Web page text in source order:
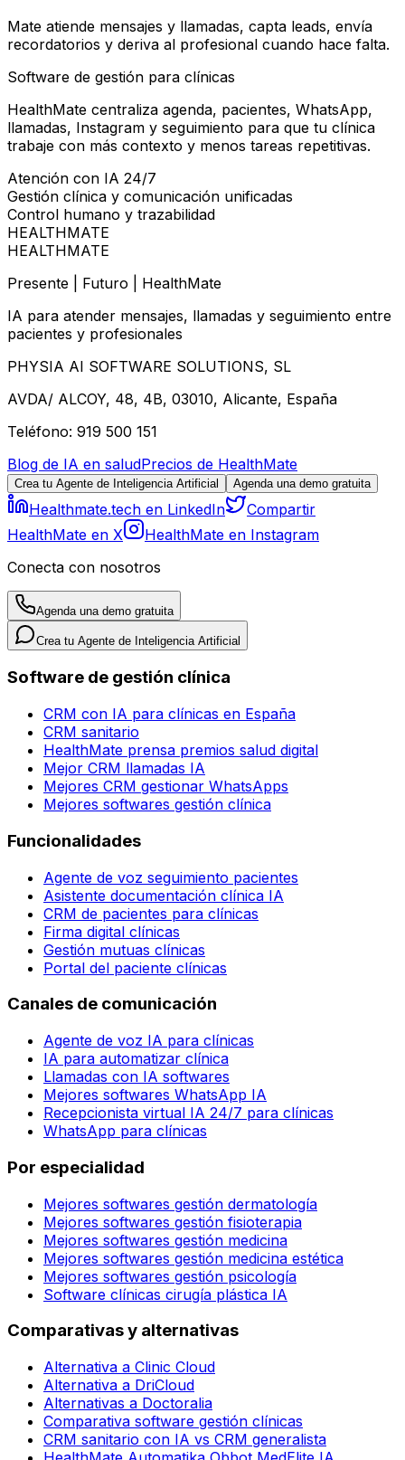
Mate atiende mensajes y llamadas, capta leads, envía
recordatorios y deriva al profesional cuando hace falta.
Software de gestión para clínicas
HealthMate centraliza agenda, pacientes, WhatsApp,
llamadas, Instagram y seguimiento para que tu clínica
trabaje con más contexto y menos tareas repetitivas.
Atención con IA 24/7
Gestión clínica y comunicación unificadas
Control humano y trazabilidad
HEALTHMATE
HEALTHMATE
Presente | Futuro | HealthMate
IA para atender mensajes, llamadas y seguimiento entre
pacientes y profesionales
PHYSIA AI SOFTWARE SOLUTIONS, SL
AVDA/ ALCOY, 48, 4B, 03010, Alicante, España
Teléfono: 919 500 151
Blog de IA en saludPrecios de HealthMate
Crea tu Agente de Inteligencia Artificial Agenda una demo gratuita
Healthmate.tech en LinkedIn
Compartir
HealthMate en X
HealthMate en Instagram
Conecta con nosotros
Agenda una demo gratuita
Crea tu Agente de Inteligencia Artificial
Software de gestión clínica
CRM con IA para clínicas en España
CRM sanitario
HealthMate prensa premios salud digital
Mejor CRM llamadas IA
Mejores CRM gestionar WhatsApps
Mejores softwares gestión clínica
Funcionalidades
Agente de voz seguimiento pacientes
Asistente documentación clínica IA
CRM de pacientes para clínicas
Firma digital clínicas
Gestión mutuas clínicas
Portal del paciente clínicas
Canales de comunicación
Agente de voz IA para clínicas
IA para automatizar clínica
Llamadas con IA softwares
Mejores softwares WhatsApp IA
Recepcionista virtual IA 24/7 para clínicas
WhatsApp para clínicas
Por especialidad
Mejores softwares gestión dermatología
Mejores softwares gestión fisioterapia
Mejores softwares gestión medicina
Mejores softwares gestión medicina estética
Mejores softwares gestión psicología
Software clínicas cirugía plástica IA
Comparativas y alternativas
Alternativa a Clinic Cloud
Alternativa a DriCloud
Alternativas a Doctoralia
Comparativa software gestión clínicas
CRM sanitario con IA vs CRM generalista